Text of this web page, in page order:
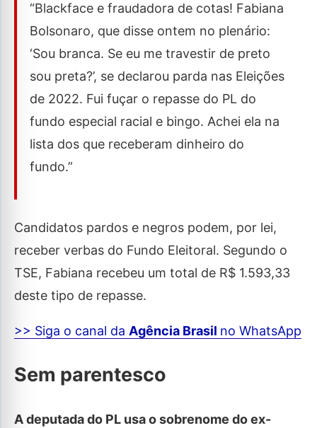
“Blackface e fraudadora de cotas! Fabiana
Bolsonaro, que disse ontem no plenário:
‘Sou branca. Se eu me travestir de preto
sou preta?’, se declarou parda nas Eleições
de 2022. Fui fuçar o repasse do PL do
fundo especial racial e bingo. Achei ela na
lista dos que receberam dinheiro do
fundo.”
Candidatos pardos e negros podem, por lei,
receber verbas do Fundo Eleitoral. Segundo o
TSE, Fabiana recebeu um total de R$ 1.593,33
deste tipo de repasse.
>> Siga o canal da Agência Brasil no WhatsApp
Sem parentesco
A deputada do PL usa o sobrenome do ex-